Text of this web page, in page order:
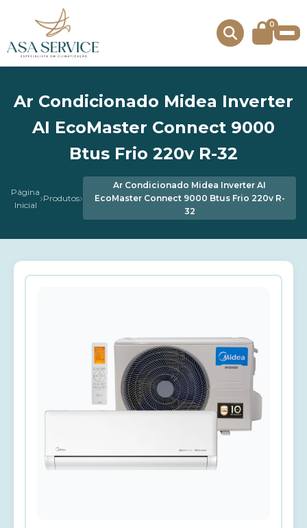
0
Ar Condicionado Midea Inverter
AI EcoMaster Connect 9000
Btus Frio 220v R-32
Página
Inicial ›Produtos›
Ar Condicionado Midea Inverter AI
EcoMaster Connect 9000 Btus Frio 220v R-
32